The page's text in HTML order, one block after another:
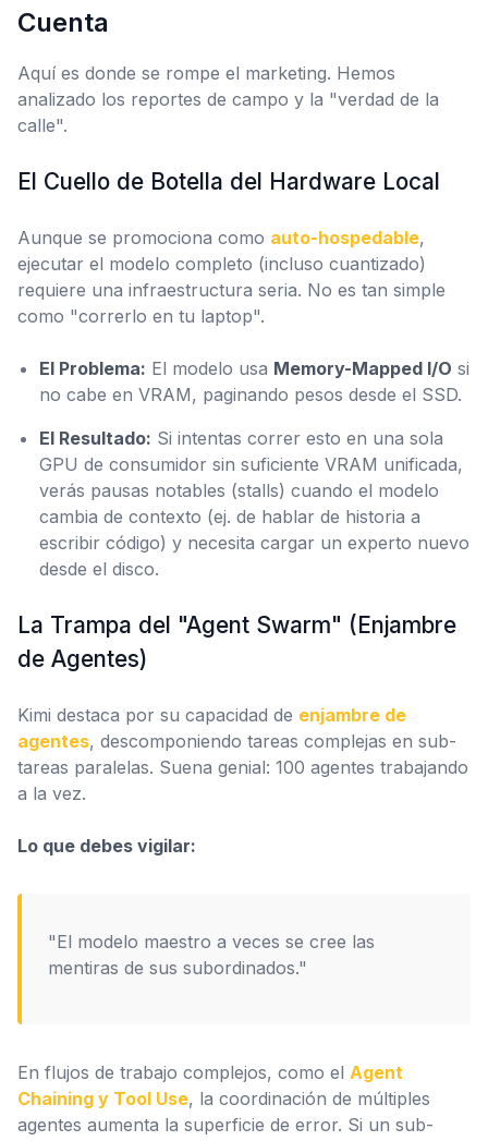
Cuenta
Aquí es donde se rompe el marketing. Hemos
analizado los reportes de campo y la "verdad de la
calle".
El Cuello de Botella del Hardware Local
Aunque se promociona como auto-hospedable,
ejecutar el modelo completo (incluso cuantizado)
requiere una infraestructura seria. No es tan simple
como "correrlo en tu laptop".
El Problema: El modelo usa Memory-Mapped I/O si
no cabe en VRAM, paginando pesos desde el SSD.
El Resultado: Si intentas correr esto en una sola
GPU de consumidor sin suficiente VRAM unificada,
verás pausas notables (stalls) cuando el modelo
cambia de contexto (ej. de hablar de historia a
escribir código) y necesita cargar un experto nuevo
desde el disco.
La Trampa del "Agent Swarm" (Enjambre
de Agentes)
Kimi destaca por su capacidad de enjambre de
agentes, descomponiendo tareas complejas en sub-
tareas paralelas. Suena genial: 100 agentes trabajando
a la vez.
Lo que debes vigilar:
"El modelo maestro a veces se cree las
mentiras de sus subordinados."
En flujos de trabajo complejos, como el Agent
Chaining y Tool Use, la coordinación de múltiples
agentes aumenta la superficie de error. Si un sub-